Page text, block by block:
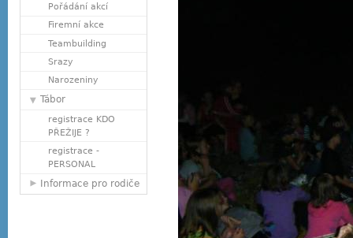
Pořádání akcí
Firemní akce
Teambuilding
Srazy
Narozeniny
Tábor
registrace KDO
PŘEŽIJE ?
registrace -
PERSONAL
Informace pro rodiče